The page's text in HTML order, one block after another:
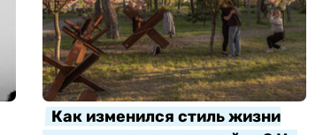
Как изменился стиль жизни